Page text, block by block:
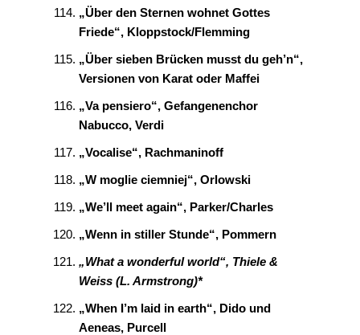
„Über den Sternen wohnet Gottes
Friede“, Kloppstock/Flemming
„Über sieben Brücken musst du geh’n“,
Versionen von Karat oder Maffei
„Va pensiero“, Gefangenenchor
Nabucco, Verdi
„Vocalise“, Rachmaninoff
„W moglie ciemniej“, Orlowski
„We’ll meet again“, Parker/Charles
„Wenn in stiller Stunde“, Pommern
„What a wonderful world“, Thiele &
Weiss (L. Armstrong)*
„When I’m laid in earth“, Dido und
Aeneas, Purcell